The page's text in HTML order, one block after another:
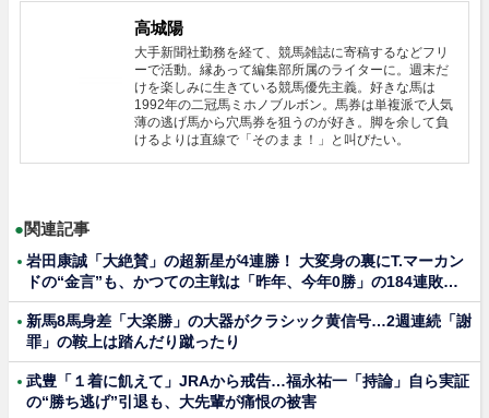
高城陽
大手新聞社勤務を経て、競馬雑誌に寄稿するなどフリ
ーで活動。縁あって編集部所属のライターに。週末だ
けを楽しみに生きている競馬優先主義。好きな馬は
1992年の二冠馬ミホノブルボン。馬券は単複派で人気
薄の逃げ馬から穴馬券を狙うのが好き。脚を余して負
けるよりは直線で「そのまま！」と叫びたい。
●関連記事
岩田康誠「大絶賛」の超新星が4連勝！ 大変身の裏にT.マーカン
ドの“金言”も、かつての主戦は「昨年、今年0勝」の184連敗…
新馬8馬身差「大楽勝」の大器がクラシック黄信号…2週連続「謝
罪」の鞍上は踏んだり蹴ったり
武豊「１着に飢えて」JRAから戒告…福永祐一「持論」自ら実証
の“勝ち逃げ”引退も、大先輩が痛恨の被害